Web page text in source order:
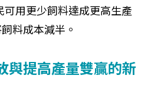
用更少飼料達成更高生產
料成本減半。
與提高產量雙贏的新